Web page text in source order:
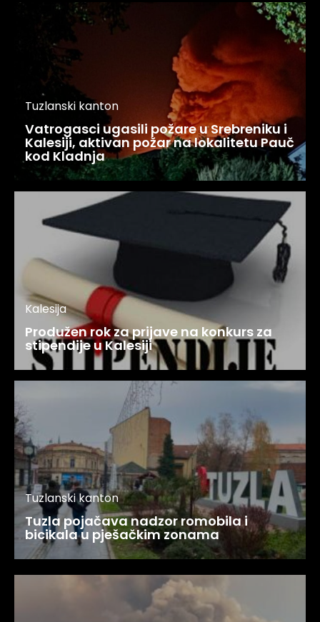
Tuzlanski kanton
Vatrogasci ugasili požare u Srebreniku i
Kalesiji, aktivan požar na lokalitetu Pauč
kod Kladnja
Kalesija
Produžen rok za prijave na konkurs za
stipendije u Kalesiji
Tuzlanski kanton
Tuzla pojačava nadzor romobila i
bicikala u pješačkim zonama